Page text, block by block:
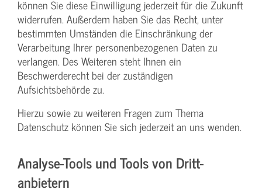
können Sie diese Einwilligung jederzeit für die Zukunft
widerrufen. Außerdem haben Sie das Recht, unter
bestimmten Umständen die Einschränkung der
Verarbeitung Ihrer personenbezogenen Daten zu
verlangen. Des Weiteren steht Ihnen ein
Beschwerderecht bei der zuständigen
Aufsichtsbehörde zu.
Hierzu sowie zu weiteren Fragen zum Thema
Datenschutz können Sie sich jederzeit an uns wenden.
Analyse-Tools und Tools von Dritt­
anbietern